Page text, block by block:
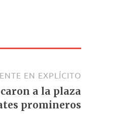
EN EXPLÍCITO
a la plaza
promineros